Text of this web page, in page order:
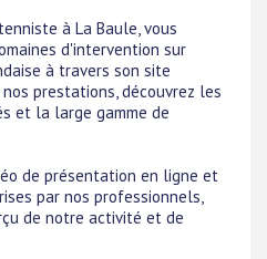
à La Baule, vous
d'intervention sur
à travers son site
prestations, découvrez les
et la large gamme de
de présentation en ligne et
par nos professionnels,
de notre activité et de